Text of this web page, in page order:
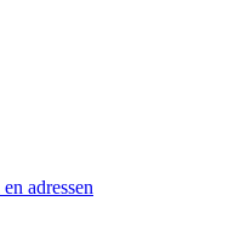
adressen